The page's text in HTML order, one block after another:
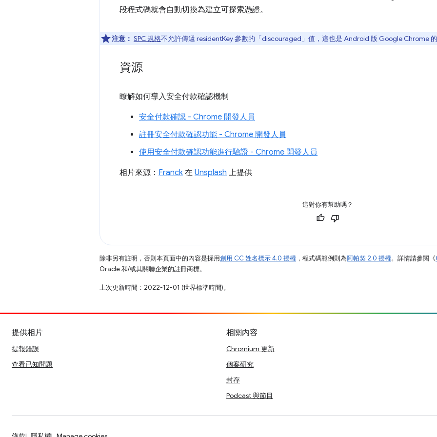
段程式碼就會自動切換為建立可探索憑證。
注意： SPC 規格不允許傳遞 residentKey 參數的「discouraged」值，這也是 Android 版 Google Chrome 的
資源
瞭解如何導入安全付款確認機制
安全付款確認 - Chrome 開發人員
註冊安全付款確認功能 - Chrome 開發人員
使用安全付款確認功能進行驗證 - Chrome 開發人員
相片來源： Franck 在 Unsplash 上提供
這對你有幫助嗎？
除非另有註明，否則本頁面中的內容是採用創用 CC 姓名標示 4.0 授權 ，程式碼範例則為阿帕契 2.0 授權。詳情請參閱《
Oracle 和/或其關聯企業的註冊商標。
上次更新時間：2022-12-01 (世界標準時間)。
提供相片
提報錯誤
查看已知問題
相關內容
Chromium 更新
個案研究
封存
Podcast 與節目